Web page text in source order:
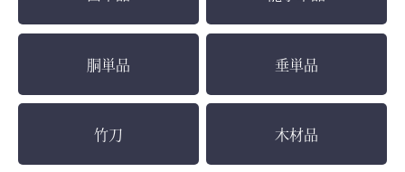
胴単品 垂単品
竹刀 木材品